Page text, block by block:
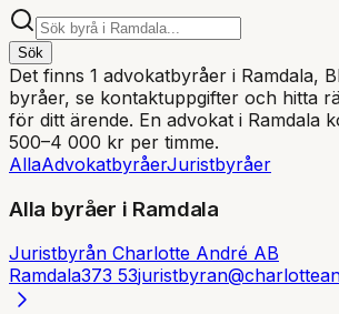
Sök
Det finns 1 advokatbyråer i Ramdala,
byråer, se kontaktuppgifter och hitta
för ditt ärende. En advokat i Ramdala
500–4 000 kr per timme.
AllaAdvokatbyråerJuristbyråer
Alla byråer i Ramdala
Juristbyrån Charlotte André AB
Ramdala373 53